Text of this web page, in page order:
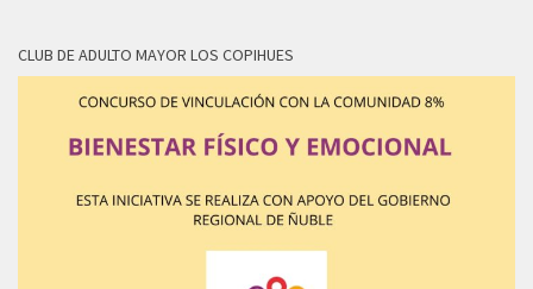
CLUB DE ADULTO MAYOR LOS COPIHUES